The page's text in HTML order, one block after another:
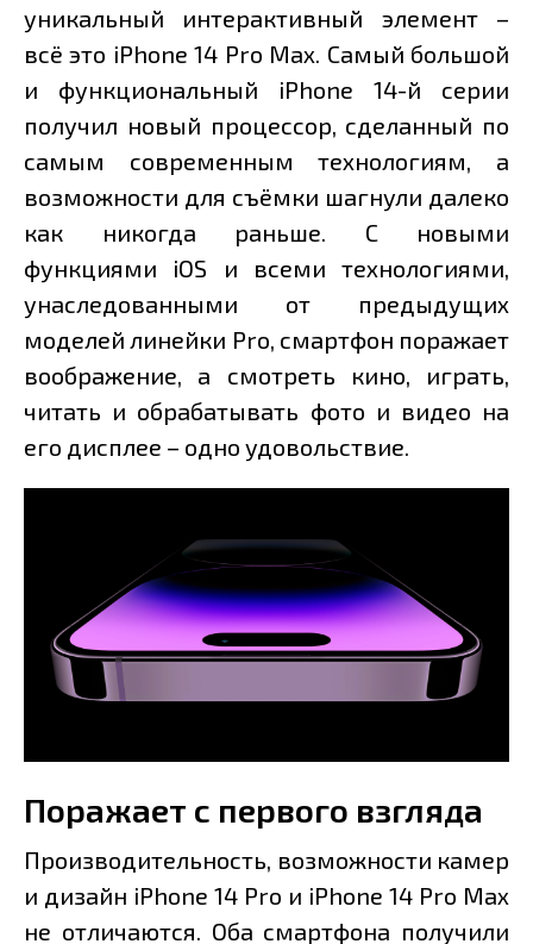
уникальный интерактивный элемент –
всё это iPhone 14 Pro Max. Самый большой
и функциональный iPhone 14-й серии
получил новый процессор, сделанный по
самым современным технологиям, а
возможности для съёмки шагнули далеко
как никогда раньше. С новыми
функциями iOS и всеми технологиями,
унаследованными от предыдущих
моделей линейки Pro, смартфон поражает
воображение, а смотреть кино, играть,
читать и обрабатывать фото и видео на
его дисплее – одно удовольствие.
Поражает с первого взгляда
Производительность, возможности камер
и дизайн iPhone 14 Pro и iPhone 14 Pro Max
не отличаются. Оба смартфона получили